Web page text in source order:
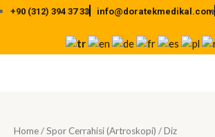
İçeriğe
+90 (312) 394 37 33 info@doratekmedikal.com
Home/Spor Cerrahisi (Artroskopi) / Diz